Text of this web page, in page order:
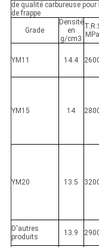
de qualité carbureuse
de frappe
Grade
Densité
en
g/cm3
MPa
YM11 14.4
YM15 14
YM20 13.5
D'autres
produits
13.9